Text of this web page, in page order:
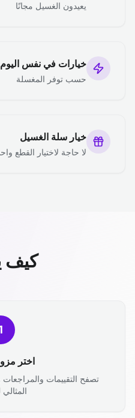
يعيدون الغسيل مجانًا
خيارات في نفس اليوم
حسب توفر المغسلة
خيار سلة الغسيل
لا حاجة لاختيار القطع
كيف
اختر
تصفح التقييمات